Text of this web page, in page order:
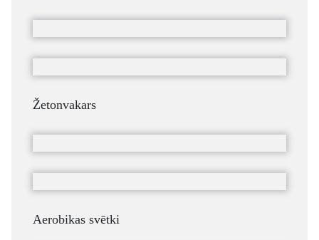
Žetonvakars
Aerobikas svētki